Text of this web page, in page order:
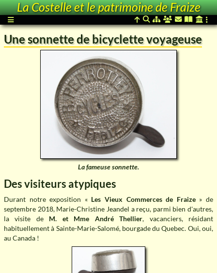
La Costelle et le patrimoine de Fraize
Une sonnette de bicyclette voyageuse
La fameuse sonnette.
Des visiteurs atypiques
Durant notre exposition Les Vieux Commerces de Fraize
de
septembre 2018, Marie-Christine Jeandel a reçu, parmi bien d'autres,
la visite de M. et Mme André Thellier, vacanciers, résidant
habituellement à Sainte-Marie-Salomé, bourgade du Quebec. Oui, oui,
au Canada !